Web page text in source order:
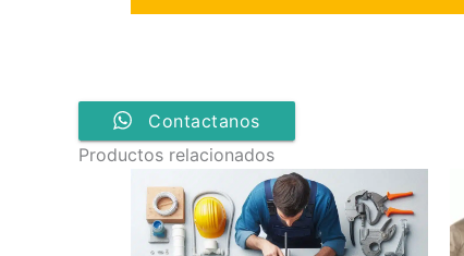
Contactanos
Productos relacionados